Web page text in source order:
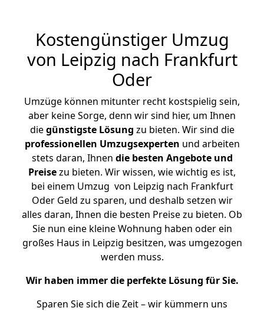
Kostengünstiger Umzug
von Leipzig nach Frankfurt
Oder
Umzüge können mitunter recht kostspielig sein,
aber keine Sorge, denn wir sind hier, um Ihnen
diegünstigste Lösung zu bieten. Wir sind die
professionellen Umzugsexperten und arbeiten
stets daran, Ihnen die besten Angebote und
Preisezu bieten. Wir wissen, wie wichtig es ist,
bei einem Umzug von Leipzig nach Frankfurt
Oder Geld zu sparen, und deshalb setzen wir
alles daran, Ihnen die besten Preise zu bieten. Ob
Sie nun eine kleine Wohnung haben oder ein
großes Haus in Leipzig besitzen, was umgezogen
werden muss.
Wir haben immer die perfekte Lösung für Sie.
Sparen Sie sich die Zeit – wir kümmern uns